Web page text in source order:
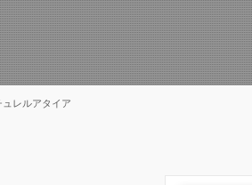
ュレルアタイア